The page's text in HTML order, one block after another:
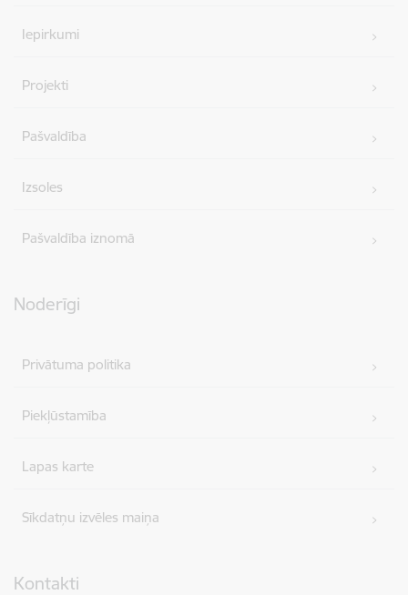
Iepirkumi
Projekti
Pašvaldība
Izsoles
Pašvaldība iznomā
Noderīgi
Privātuma politika
Piekļūstamība
Lapas karte
Sīkdatņu izvēles maiņa
Kontakti